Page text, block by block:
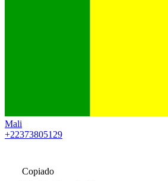
Mali
+22373805129
Copiado